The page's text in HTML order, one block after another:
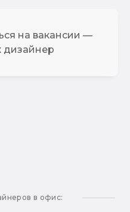
на вакансии —
дизайнер
в офис: